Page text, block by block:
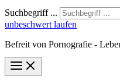
Suchbegriff ...
unbeschwert laufen
Befreit von Pornografie -